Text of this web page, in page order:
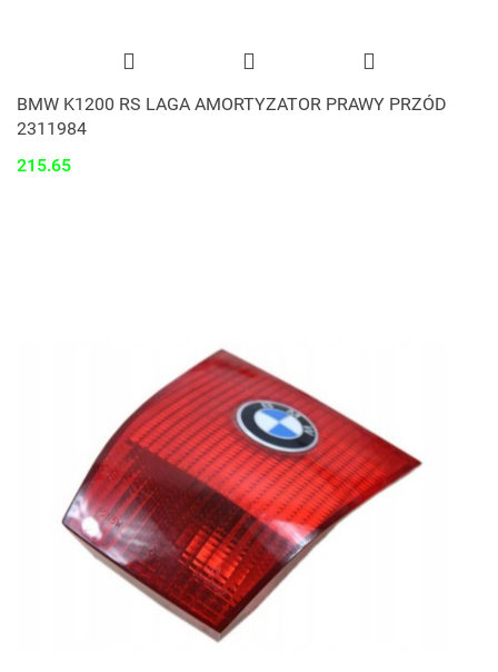
BMW K1200 RS LAGA AMORTYZATOR PRAWY PRZÓD
2311984
215.65